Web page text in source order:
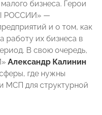
бизнеса. Герои
РОССИИ» —
и о том, как
работу их бизнеса в
В свою очередь,
Александр Калинин
где нужны
МСП для структурной